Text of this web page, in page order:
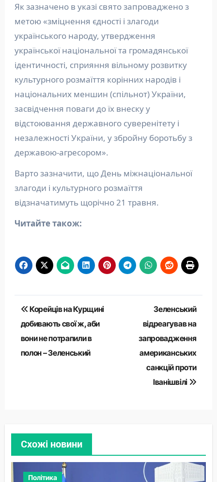
Як зазначено в указі свято запроваджено з
метою «зміцнення єдності і злагоди
українського народу, утвердження
української національної та громадянської
ідентичності, сприяння вільному розвитку
культурного розмаїття корінних народів і
національних меншин (спільнот) України,
засвідчення поваги до їх внеску у
відстоювання державного суверенітету і
незалежності України, у збройну боротьбу з
державою-агресором».
Варто зазначити, що День міжнаціональної
злагоди і культурного розмаїття
відзначатимуть щорічно 21 травня.
Читайте також:
Навігація
записів
Корейців на Курщині
добивають свої ж, аби
вони не потрапили в
полон – Зеленський
Зеленський
відреагував на
запровадження
американських
санкцій проти
Іванішвілі
Схожі новини
Політика